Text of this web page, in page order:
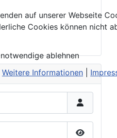
auf unserer Webseite
Cookies können nicht
ablehnen
Weitere Informationen